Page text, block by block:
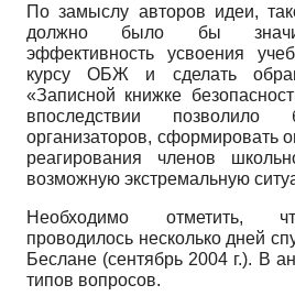
По замыслу авторов идеи,
должно было бы
эффективность усвоения
курсу ОБЖ и сделать
«Записной книжке
впоследствии
организаторов, сформировать
реагирования членов
возможную экстремальную
Необходимо отметить,
проводилось несколько дней
Беслане (сентябрь 2004 г.). В
типов вопросов.